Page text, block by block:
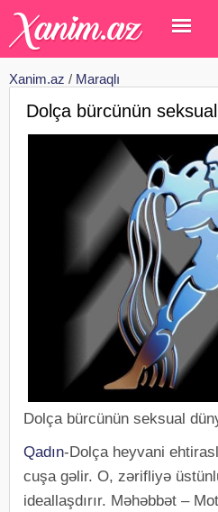
Xanim.az / Maraqlı
Dolça bürcünün seksual
Dolça bürcünün seksual
Qadın-Dolça heyvani
cuşa gəlir. O, zərifliyə
ideallaşdırır. Məhəbbət –